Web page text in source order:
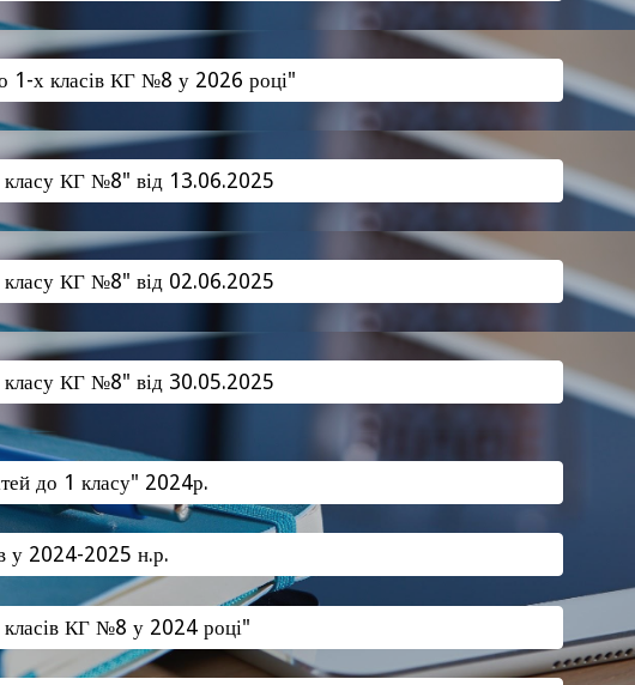
1-х класів КГ №8 у 2026 році"
класу КГ №8" від 13.06.2025
класу КГ №8" від 02.06.2025
класу КГ №8" від 30.05.2025
до 1 класу" 2024р.
у 2024-2025 н.р.
КГ №8 у 2024 році"